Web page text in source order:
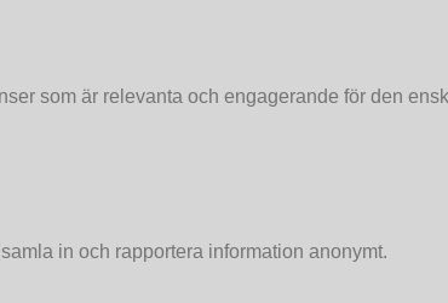
som är relevanta och engagerande för den
in och rapportera information anonymt.